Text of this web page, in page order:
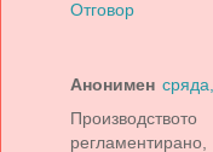
Отговор
Анонимен